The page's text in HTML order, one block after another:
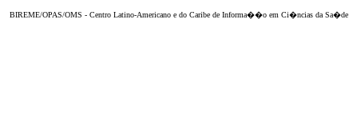
BIREME/OPAS/OMS - Centro Latino-Americano e do Caribe de Informa��o em Ci�ncias da Sa�de